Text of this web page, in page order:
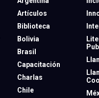
Artículos
Biblioteca
Bolivia
Brasil
Capacitación
Charlas
Chile